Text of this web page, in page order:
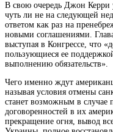
В свою очередь Джон Керри
чуть ли не на следующей
ответом как раз на
новыми соглашениями.
выступая в Конгрессе, что
пользующиеся ее
выполнению обязательств».
Чего именно ждут
называя условия отмены
станет возможным в
договоренностей в их
прекращение огня, вывод